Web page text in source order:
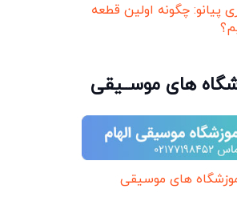
پیانو: چگونه اولین قطعه
های موســیقی
های موسیقی